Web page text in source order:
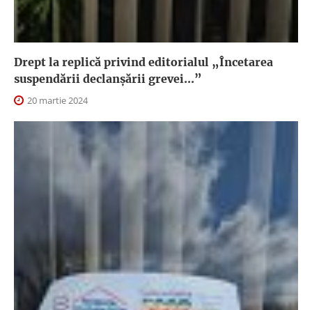
Drept la replică privind editorialul „Încetarea
suspendării declanşării grevei...”
20 martie 2024